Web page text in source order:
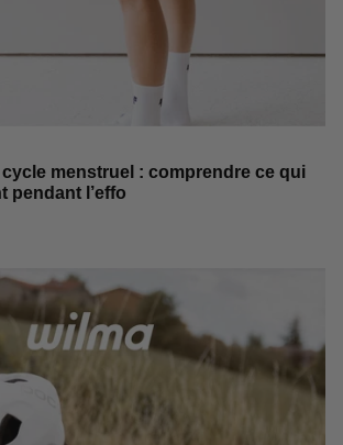
menstruel : comprendre ce qui
pendant l’effo